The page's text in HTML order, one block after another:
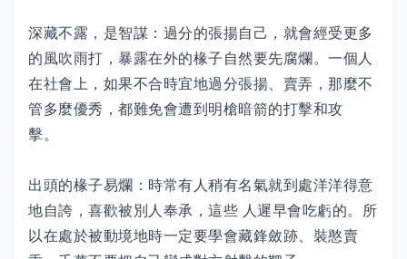
深藏不露，是智謀：過分的張揚自己，就會經受更多
的風吹雨打，暴露在外的椽子自然要先腐爛。一個人
在社會上，如果不合時宜地過分張揚、賣弄，那麼不
管多麼優秀，都難免會遭到明槍暗箭的打擊和攻
擊。
出頭的椽子易爛：時常有人稍有名氣就到處洋洋得意
地自誇，喜歡被別人奉承，這些 人遲早會吃虧的。所
以在處於被動境地時一定要學會藏鋒斂跡、裝憨賣